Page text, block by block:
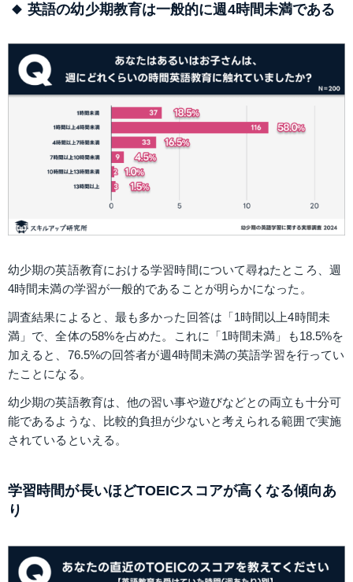
英語の幼少期教育は一般的に週4時間未満である
幼少期の英語教育における学習時間について尋ねたところ、週
4時間未満の学習が一般的であることが明らかになった。
調査結果によると、最も多かった回答は「1時間以上4時間未
満」で、全体の58%を占めた。これに「1時間未満」も18.5%を
加えると、76.5%の回答者が週4時間未満の英語学習を行ってい
たことになる。
幼少期の英語教育は、他の習い事や遊びなどとの両立も十分可
能であるような、比較的負担が少ないと考えられる範囲で実施
されているといえる。
学習時間が長いほどTOEICスコアが高くなる傾向あ
り